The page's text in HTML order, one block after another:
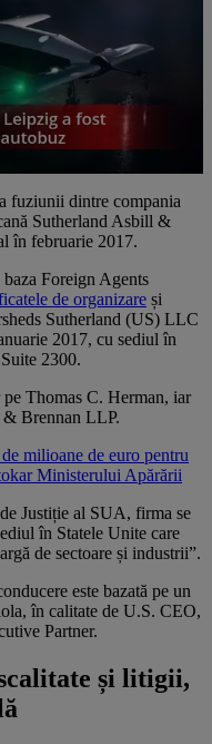
fuziunii dintre compania
Sutherland Asbill &
în februarie 2017.
Foreign Agents
de organizare și
Sutherland (US) LLC
2017, cu sediul în
2300.
Thomas C. Herman, iar
& Brennan LLP.
milioane de euro pentru
Ministerului Apărării
Justiție al SUA, firma se
în Statele Unite care
de sectoare și industrii”.
este bazată pe un
în calitate de U.S. CEO,
Partner.
și litigii,